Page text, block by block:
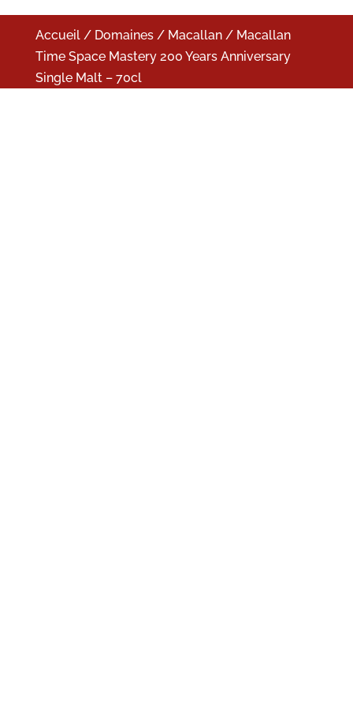
Accueil/ Domaines/ Macallan/ Macallan
Time Space Mastery 200 Years Anniversary
Single Malt – 70cl